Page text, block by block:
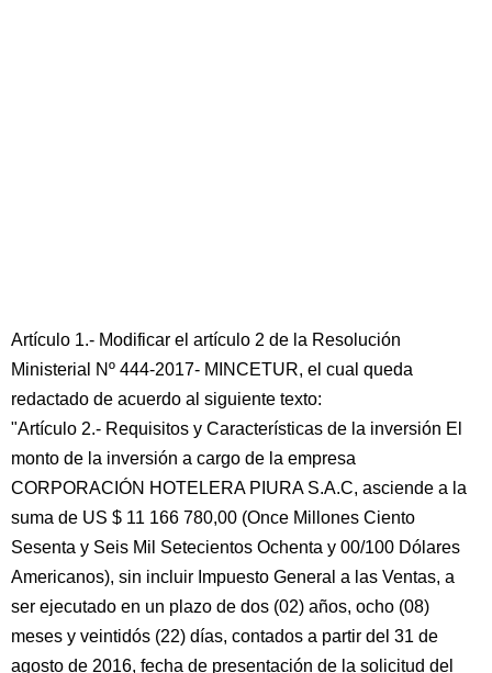
Artículo 1.- Modificar el artículo 2 de la Resolución
Ministerial Nº 444-2017- MINCETUR, el cual queda
redactado de acuerdo al siguiente texto:
"Artículo 2.- Requisitos y Características de la inversión El
monto de la inversión a cargo de la empresa
CORPORACIÓN HOTELERA PIURA S.A.C, asciende a la
suma de US $ 11 166 780,00 (Once Millones Ciento
Sesenta y Seis Mil Setecientos Ochenta y 00/100 Dólares
Americanos), sin incluir Impuesto General a las Ventas, a
ser ejecutado en un plazo de dos (02) años, ocho (08)
meses y veintidós (22) días, contados a partir del 31 de
agosto de 2016, fecha de presentación de la solicitud del